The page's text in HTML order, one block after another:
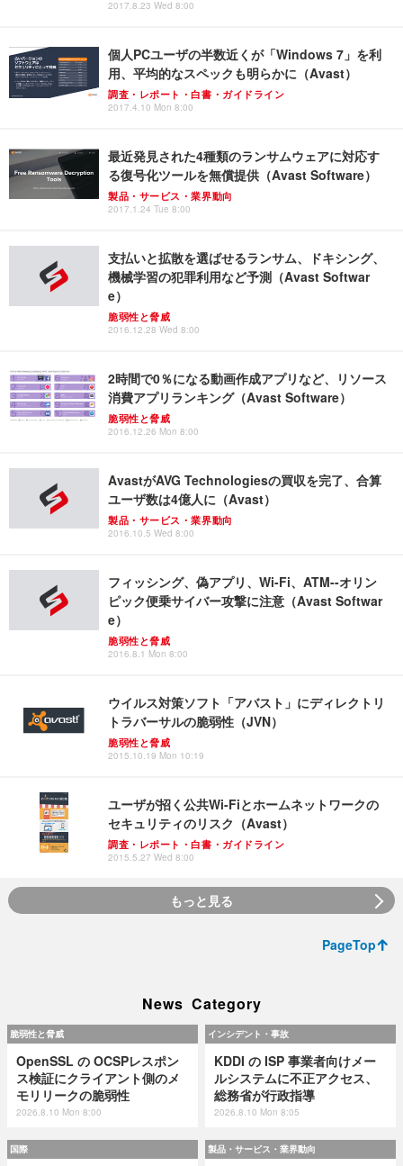
2017.8.23 Wed 8:00
個人PCユーザの半数近くが「Windows 7」を利
用、平均的なスペックも明らかに（Avast）
調査・レポート・白書・ガイドライン
2017.4.10 Mon 8:00
最近発見された4種類のランサムウェアに対応す
る復号化ツールを無償提供（Avast Software）
製品・サービス・業界動向
2017.1.24 Tue 8:00
支払いと拡散を選ばせるランサム、ドキシング、
機械学習の犯罪利用など予測（Avast Softwar
e）
脆弱性と脅威
2016.12.28 Wed 8:00
2時間で0％になる動画作成アプリなど、リソース
消費アプリランキング（Avast Software）
脆弱性と脅威
2016.12.26 Mon 8:00
AvastがAVG Technologiesの買収を完了、合算
ユーザ数は4億人に（Avast）
製品・サービス・業界動向
2016.10.5 Wed 8:00
フィッシング、偽アプリ、Wi-Fi、ATM--オリン
ピック便乗サイバー攻撃に注意（Avast Softwar
e）
脆弱性と脅威
2016.8.1 Mon 8:00
ウイルス対策ソフト「アバスト」にディレクトリ
トラバーサルの脆弱性（JVN）
脆弱性と脅威
2015.10.19 Mon 10:19
ユーザが招く公共Wi-Fiとホームネットワークの
セキュリティのリスク（Avast）
調査・レポート・白書・ガイドライン
2015.5.27 Wed 8:00
もっと見る
PageTop
News Category
脆弱性と脅威
OpenSSL の OCSPレスポン
ス検証にクライアント側のメ
モリリークの脆弱性
2026.8.10 Mon 8:00
インシデント・事故
KDDI の ISP 事業者向けメー
ルシステムに不正アクセス、
総務省が行政指導
2026.8.10 Mon 8:05
国際 製品・サービス・業界動向